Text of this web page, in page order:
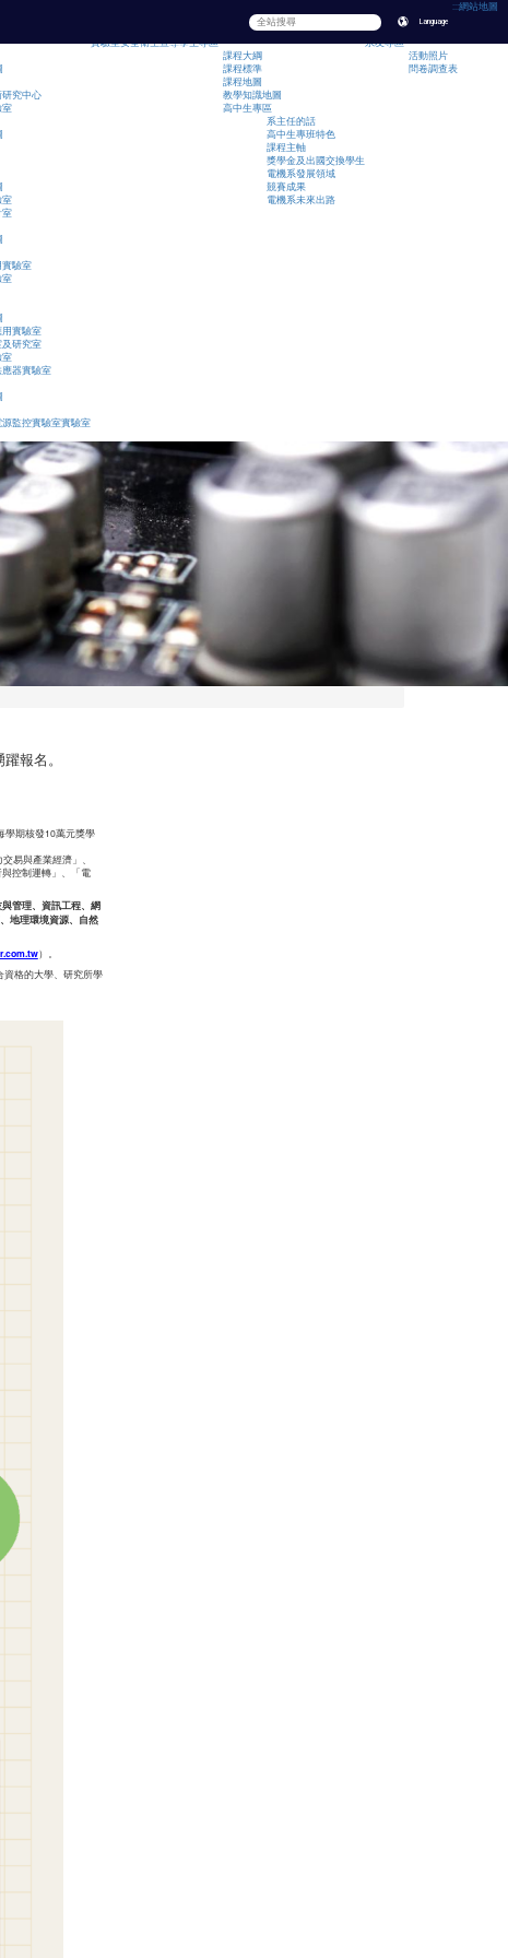
:::網站地圖
Language
研究中心
室
室
室
驗室
室
實驗室
研究室
室
器實驗室
監控實驗室實驗室
實驗室安全衛生宣導學生專區
課程大綱
課程標準
課程地圖
教學知識地圖
高中生專區
系主任的話
高中生專班特色
課程主軸
獎學金及出國交換學生
電機系發展領域
競賽成果
電機系未來出路
系友專區
活動照片
問卷調查表
報名。
學期核發10萬元獎學
易與產業經濟」、
控制運轉」、「電
管理、資訊工程、網
地理環境資源、自然
）。
格的大學、研究所學